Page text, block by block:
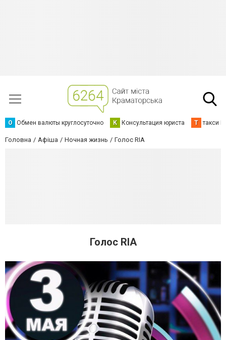
О Обмен валюты круглосуточно К Консультация юриста Т такси
Головна Афіша Ночная жизнь Голос RIA
Голос RIA